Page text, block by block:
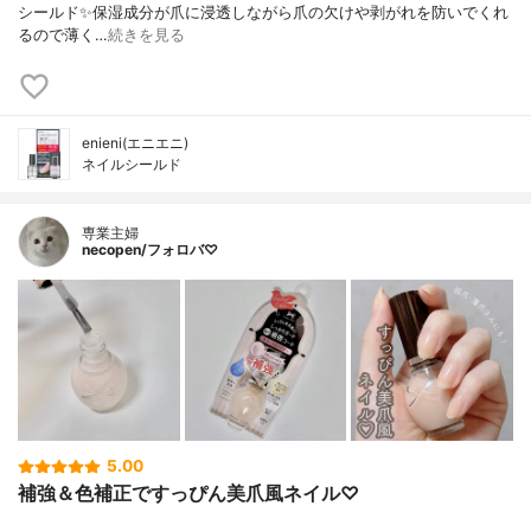
シールド✨⁡保湿成分が爪に浸透しながら爪の欠けや剥がれを防いでくれ
るので薄く…続きを見る
enieni(エニエニ)
ネイルシールド
専業主婦
necopen/フォロバ♡
5.00
補強＆色補正ですっぴん美爪風ネイル♡